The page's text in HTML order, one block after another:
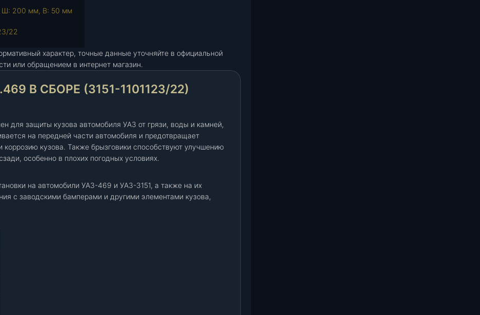
200 мм, В: 50 мм
22
характер, точные данные уточняйте в официальной
или обращением в интернет магазин.
В СБОРЕ (3151-1101123/22)
для защиты кузова автомобиля УАЗ от грязи, воды и камней,
на передней части автомобиля и предотвращает
коррозию кузова. Также брызговики способствуют улучшению
особенно в плохих погодных условиях.
на автомобили УАЗ-469 и УАЗ-3151, а также на их
с заводскими бамперами и другими элементами кузова,